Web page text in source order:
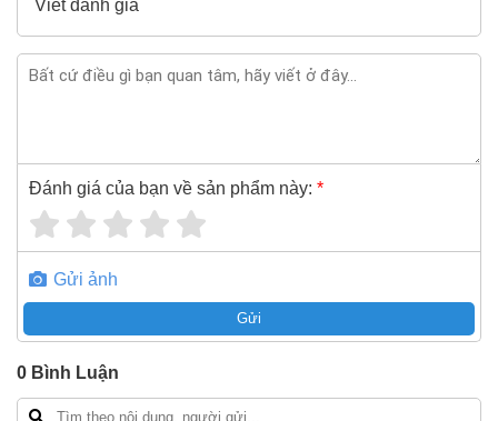
Viết đánh giá
Đánh giá của bạn về sản phẩm này: *
Gửi ảnh
Gửi
0 Bình Luận